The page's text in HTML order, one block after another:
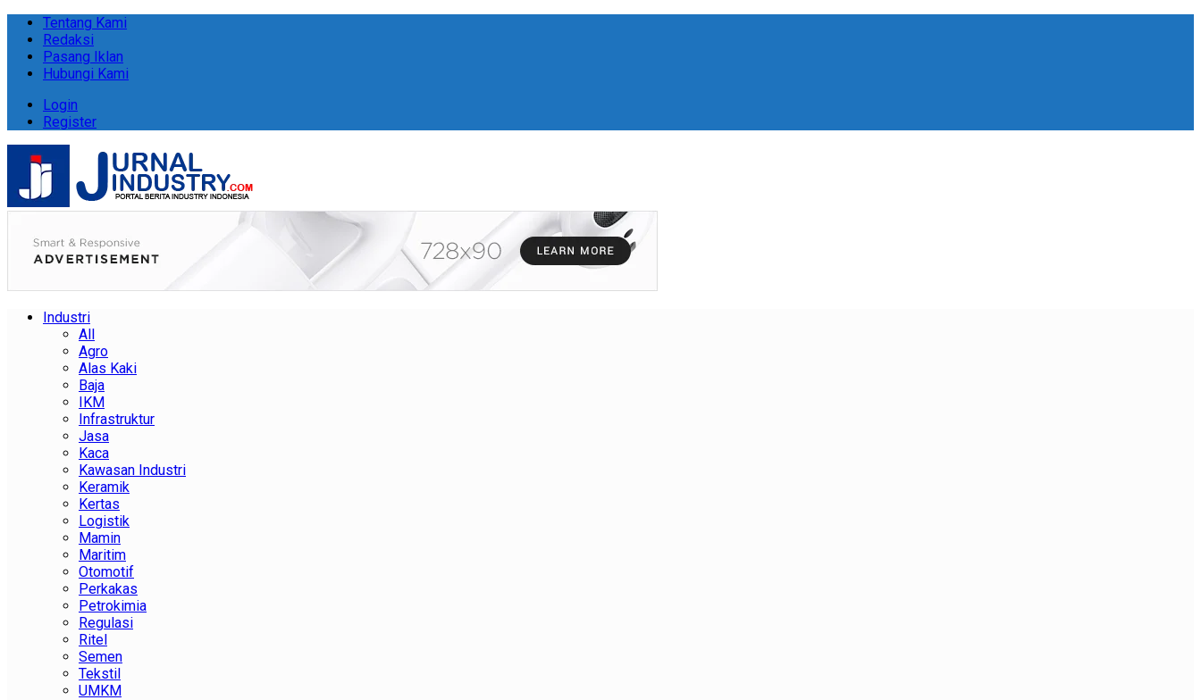
Tentang Kami
Redaksi
Pasang Iklan
Hubungi Kami
Login
Register
Industri
All
Agro
Alas Kaki
Baja
IKM
Infrastruktur
Jasa
Kaca
Kawasan Industri
Keramik
Kertas
Logistik
Mamin
Maritim
Otomotif
Perkakas
Petrokimia
Regulasi
Ritel
Semen
Tekstil
UMKM